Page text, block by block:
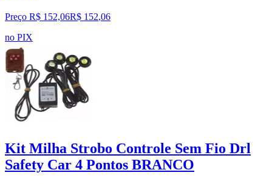
Preço R$ 152,06R$ 152,06
no PIX
Kit Milha Strobo Controle Sem Fio Drl
Safety Car 4 Pontos BRANCO